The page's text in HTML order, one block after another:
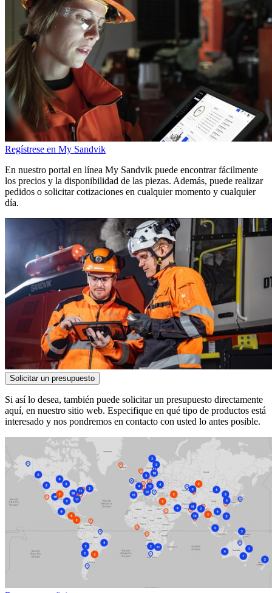
Regístrese en My Sandvik
En nuestro portal en línea My Sandvik puede encontrar fácilmente
los precios y la disponibilidad de las piezas. Además, puede realizar
pedidos o solicitar cotizaciones en cualquier momento y cualquier
día.
Solicitar un presupuesto
Si así lo desea, también puede solicitar un presupuesto directamente
aquí, en nuestro sitio web. Especifique en qué tipo de productos está
interesado y nos pondremos en contacto con usted lo antes posible.